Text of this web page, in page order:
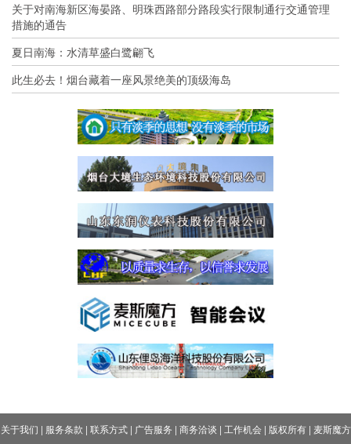
关于对南海新区海晏路、明珠西路部分路段实行限制通行交通管理
措施的通告
夏日南海：水清草盛白鹭翩飞
此生必去！烟台藏着一座风景绝美的顶级海岛
关于我们 | 服务条款 | 联系方式| 广告服务 | 商务洽谈 | 工作机会| 版权所有| 麦斯魔方